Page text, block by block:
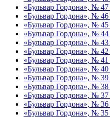
«Бульвар Гордона», №
«Бульвар Гордона», №
«Бульвар Гордона», №
«Бульвар Гордона», №
«Бульвар Гордона», № 43
«Бульвар Гордона», № 42
«Бульвар Гордона», № 41
«Бульвар Гордона», № 40
«Бульвар Гордона», № 39
«Бульвар Гордона», № 38
«Бульвар Гордона», № 37
«Бульвар Гордона», № 36
«Бульвар Гордона», № 35